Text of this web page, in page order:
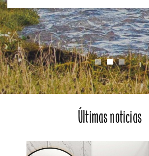
Últimas noticias